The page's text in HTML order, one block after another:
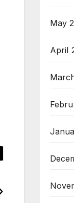
May
April